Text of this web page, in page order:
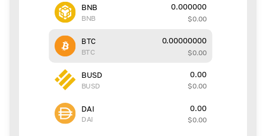
BNB
BNB
0.000000
$0.00
BTC
BTC
0.00000000
$0.00
BUSD
BUSD
0.00
$0.00
DAI
DAI
0.00
$0.00